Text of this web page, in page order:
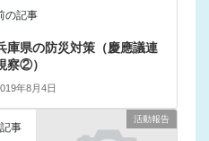
の記事
庫県の防災対策（慶應議連
察②）
年8月4日
活動報告
事